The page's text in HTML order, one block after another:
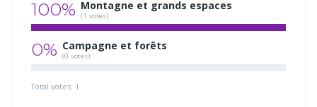
100% Montagne et grands espaces
(1 votes)
0% Campagne et forêts
(0 votes)
Total votes: 1